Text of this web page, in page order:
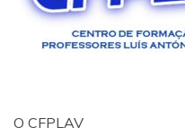
O CFPLAV